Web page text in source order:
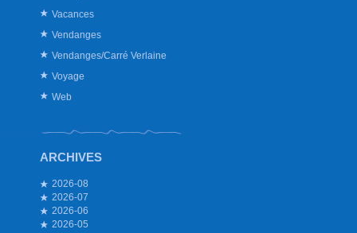
Vacances
Vendanges
Vendanges/Carré Verlaine
Voyage
Web
ARCHIVES
2026-08
2026-07
2026-06
2026-05